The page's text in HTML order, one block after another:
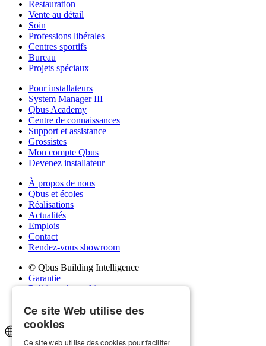
Restauration
Vente au détail
Soin
Professions libérales
Centres sportifs
Bureau
Projets spéciaux
Pour installateurs
System Manager III
Qbus Academy
Centre de connaissances
Support et assistance
Grossistes
Mon compte Qbus
Devenez installateur
À propos de nous
Qbus et écoles
Réalisations
Actualités
Emplois
Contact
Rendez-vous showroom
© Qbus Building Intelligence
Garantie
Politique de cookies
Conditions générales
Ce site Web utilise des
cookies
Ce site web utilise des cookies pour faciliter